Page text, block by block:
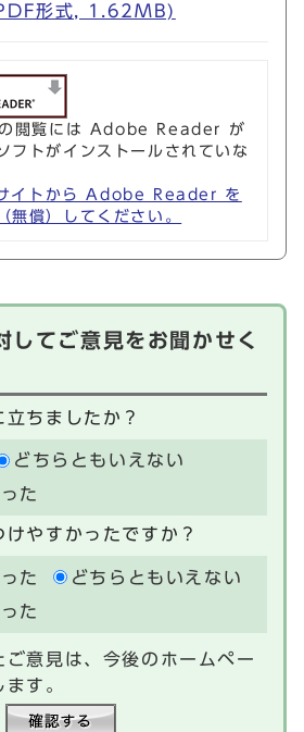
形式, 1.62MB)
の閲覧には Adobe Reader が
フトがインストールされていな
イトから Adobe Reader を
無償）してください。
してご意見をお聞かせく
ちましたか？
どちらともいえない
た
やすかったですか？
た
どちらともいえない
た
ご意見は、今後のホームペー
す。